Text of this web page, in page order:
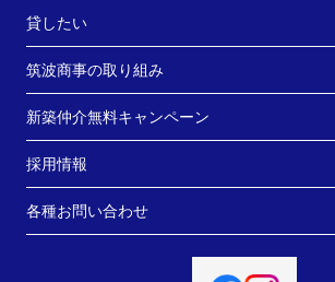
貸したい
筑波商事の取り組み
新築仲介無料キャンペーン
採用情報
各種お問い合わせ